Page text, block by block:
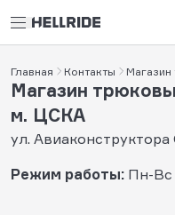
Главная Контакты
Магазин
м. ЦСКА
ул. Авиаконструктора
Режим работы: Пн-Вс